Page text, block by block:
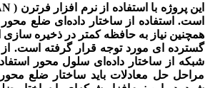
این پروژه
است. استفاده از ساختار داده‌ای ضلع
همچنین نیاز به حافظه کمتر در ذخیره
گسترده ای مورد توجه قرار گرفته است. از
شبکه از ساختار داده‌ای سلول محور
مراحل حل معادلات باید ساختار ضلع